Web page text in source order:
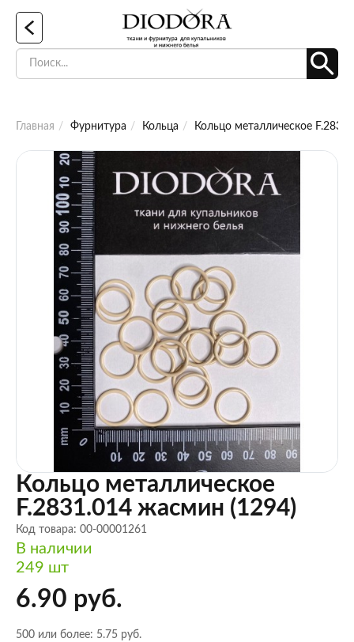
Главная Фурнитура Кольца Кольцо металлическое
Кольцо металлическое
F.2831.014 жасмин (1294)
Код товара: 00-00001261
В наличии
249 шт
6.90 руб.
500 или более: 5.75 руб.